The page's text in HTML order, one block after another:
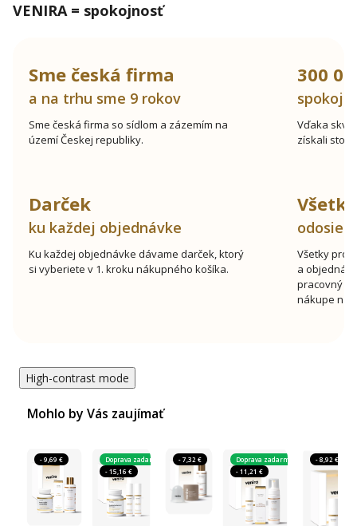
VENIRA = spokojnosť
Sme česká firma
a na trhu sme 9 rokov
Sme česká firma so sídlom a zázemím na
území Českej republiky.
300
Vďaka
získali
Darček
ku každej objednávke
Ku každej objednávke dávame darček, ktorý
si vyberiete v 1. kroku nákupného košíka.
Všetky
a
pracovný
nákupe nad
High-contrast mode
Mohlo by Vás zaujímať
- 9,69 €
Doprava zadarmo
- 15,16 €
- 7,32 €
Doprava zadarmo
- 11,21 €
- 8,92 €